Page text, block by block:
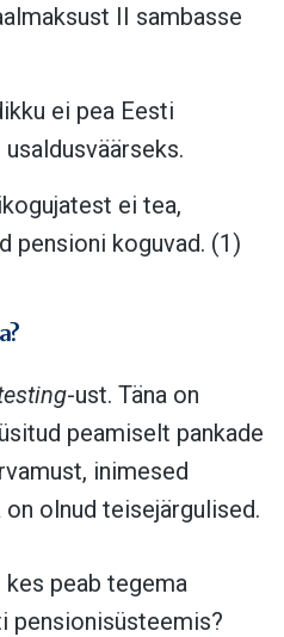
II sambasse
ei pea Eesti
ei tea,
pensioni koguvad. (1)
-ust. Täna on
peamiselt pankade
inimesed
olnud teisejärgulised.
kes peab tegema
pensionisüsteemis?